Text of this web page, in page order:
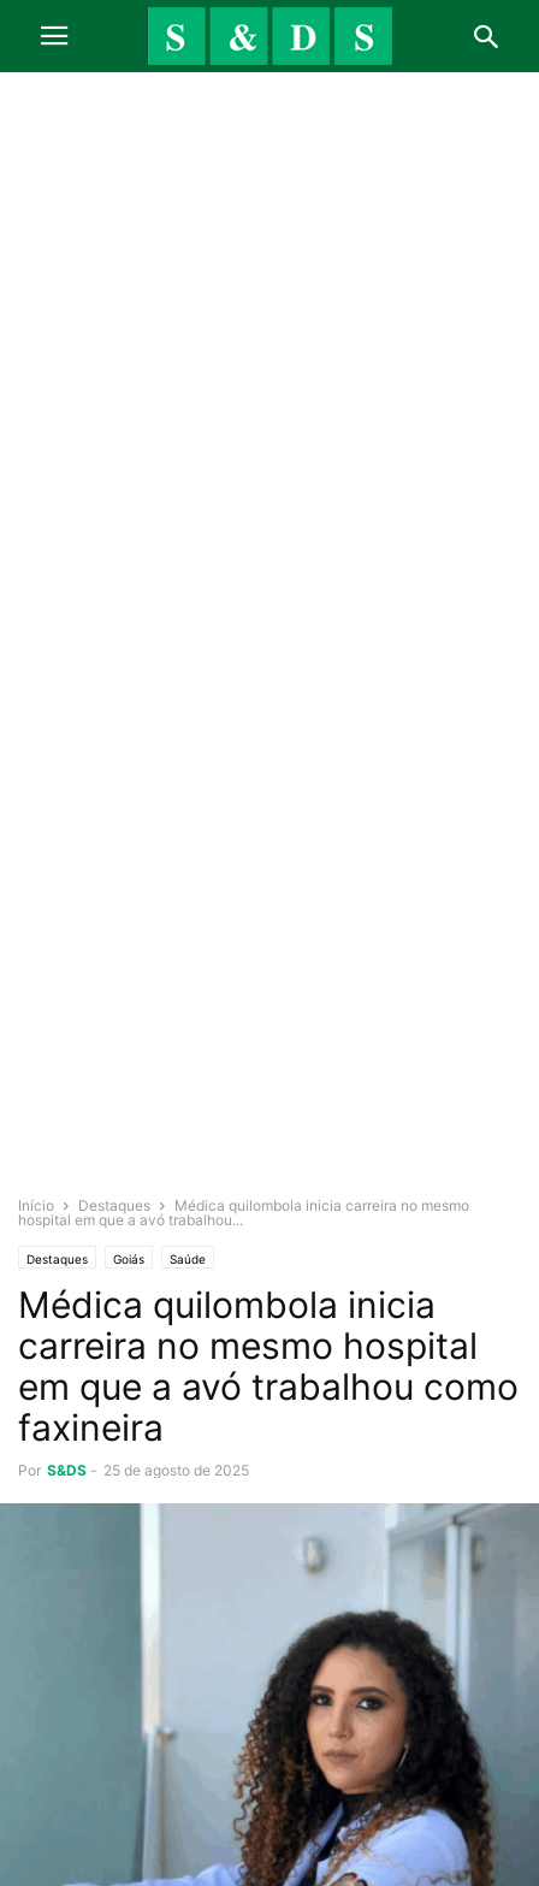
Início Destaques
Médica quilombola inicia carreira no mesmo
hospital em que a avó trabalhou...
Destaques Goiás Saúde
Médica quilombola inicia
carreira no mesmo hospital
em que a avó trabalhou como
faxineira
Por S&DS - 25 de agosto de 2025